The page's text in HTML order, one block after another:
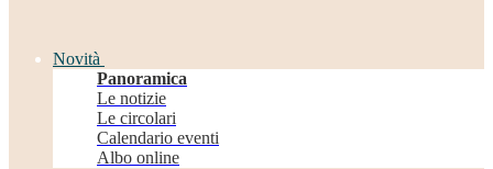
Novità
Panoramica
Le notizie
Le circolari
Calendario eventi
Albo online